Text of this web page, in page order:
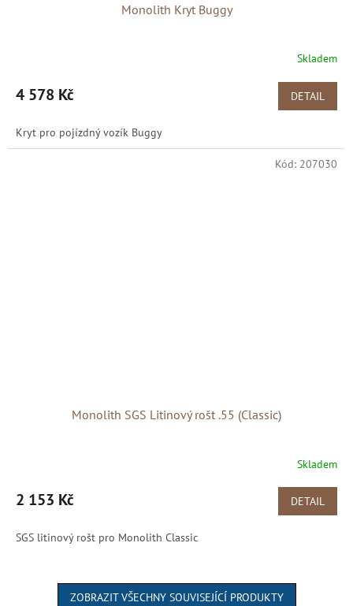
Monolith Kryt Buggy
Skladem
4 578 Kč DETAIL
Kryt pro pojízdný vozík Buggy
Monolith SGS Litinový rošt .55 (Classic)
Skladem
2 153 Kč DETAIL
SGS litinový rošt pro Monolith Classic
Kód: 207030
ZOBRAZIT VŠECHNY SOUVISEJÍCÍ PRODUKTY